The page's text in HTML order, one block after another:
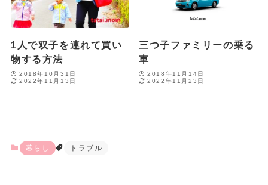
暮らし トラブル
1人で双子を連れて買い
物する方法
2018年10月31日
2022年11月13日
三つ子ファミリーの乗る
車
2018年11月14日
2022年11月23日